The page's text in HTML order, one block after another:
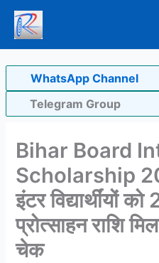
Skip
content
WhatsApp Channel
Telegram Group
Bihar Board
Scholarship
इंटर विद्यार्थींयों
प्रोत्साहन राशि
चेक